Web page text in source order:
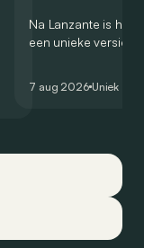
Na Lanzante is het
een unieke versie
7 aug 2026 Uniek